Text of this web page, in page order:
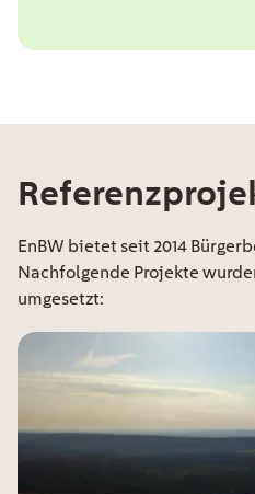
EE Text
EnBW bietet seit 2014
Nachfolgende Projekte
umgesetzt: